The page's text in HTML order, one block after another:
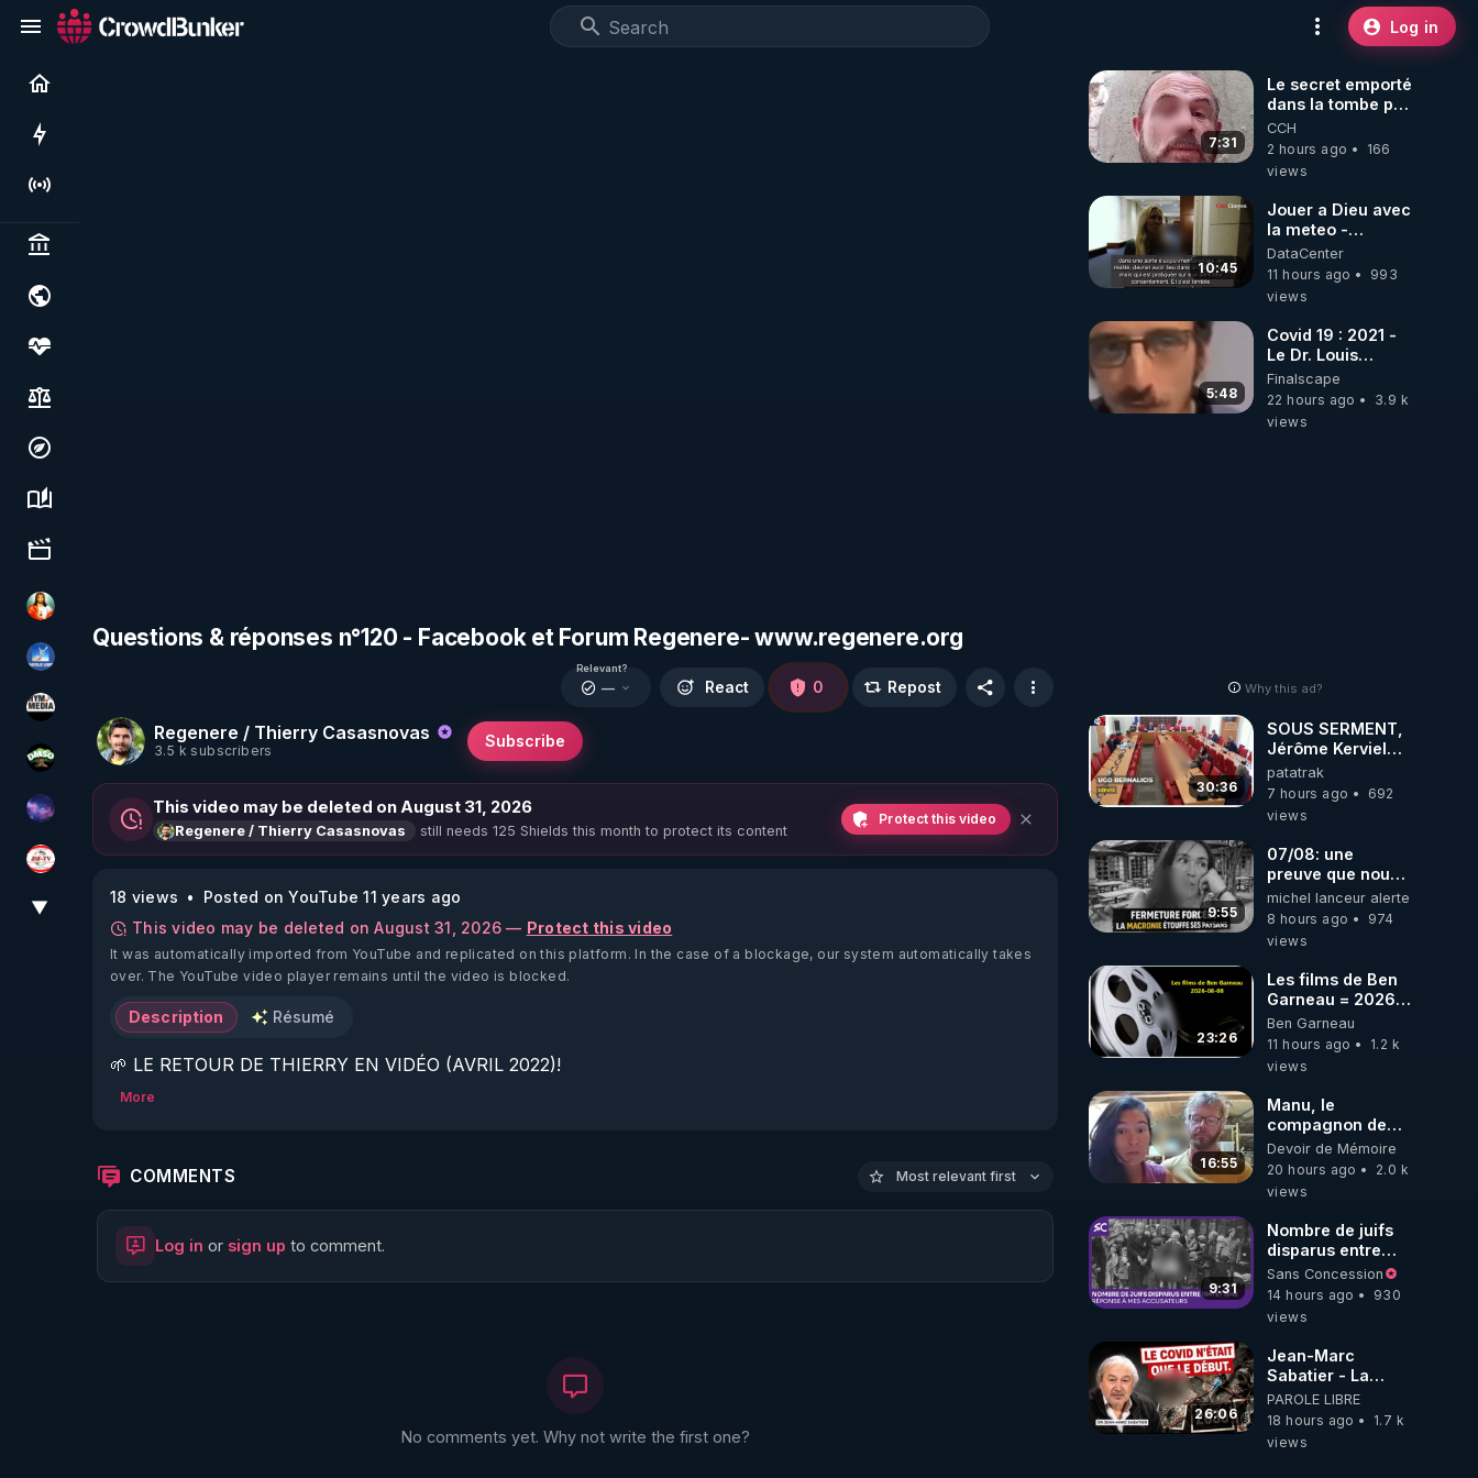
Log in
Live
Politics & institutions
Society, justice & freedoms
Economy, environment & technology
Science, history & spirituality
Culture, media & entertainment
L'autre son de cloche
PAROLE LIBRE
HYM.MEDIA
DMSO pour TOUS
Devoir de Mémoire
JSF - TV
▼
Questions & réponses n°120 - Facebook et Forum Regenere- www.regenere.org
Regenere / Thierry Casasnovas
3.5 k subscribers
Subscribe
Relevant?
— React 0 Repost
This video may be deleted on August 31, 2026
Regenere / Thierry Casasnovas still needs 125 Shields this month to protect its content
Protect this video
18 views
Posted on YouTube 11 years ago
This video may be deleted on August 31, 2026 — Protect this video
It was automatically imported from YouTube and replicated on this platform. In the case of a blockage, our system automatically takes
over. The YouTube video player remains until the video is blocked.
Description Résumé
🌱 LE RETOUR DE THIERRY EN VIDÉO (AVRIL 2022)!
🌱 LE MAGAZINE RÉGÉNÈRE
http://rgnr.li/ymag
More
COMMENTS Most relevant first
Log in or sign up to comment.
No comments yet. Why not write the first one?
7:31
Le secret emporté
dans la tombe par
le Commandant
Cousteau le 25
juin 1997
CCH
2 hours ago
166
views
10:45
Jouer a Dieu avec
la meteo -
Citoicitoyen
DataCenter
11 hours ago
993
views
5:48
Covid 19 : 2021 -
Le Dr. Louis
Fouché renverse
le plateau de
CNews !
Finalscape
22 hours ago
3.9 k
views
Why this ad?
30:36
SOUS SERMENT,
Jérôme Kerviel
balance tout à
l'Assemblée !
patatrak
7 hours ago
692
views
9:55
07/08: une
preuve que nous
somme passé en
absurdie une
dictature qui veut
opposant !
michel lanceur alerte
8 hours ago
974
views
23:26
Les films de Ben
Garneau = 2026-
08-08
Ben Garneau
11 hours ago
1.2 k
views
16:55
Manu, le
compagnon de
Kyria, raconte sa
garde à vue
musclée.
Devoir de Mémoire
20 hours ago
2.0 k
views
9:31
Nombre de juifs
disparus entre
1941 et 1945
(Réponse à mes
accusateurs)
Sans Concession
14 hours ago
930
views
26:06
Jean-Marc
Sabatier - La
Covid-19 n'a été
que le début -
L'ARNm &
PAROLE LIBRE
18 hours ago
1.7 k
views